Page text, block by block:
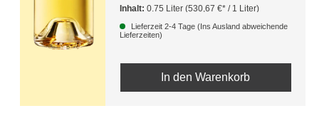
Inhalt:0.75 Liter(530,67 €* / 1 Liter)
Lieferzeit 2-4 Tage (Ins Ausland abweichende
Lieferzeiten)
In den Warenkorb